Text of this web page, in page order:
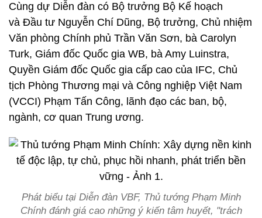
Cùng dự Diễn đàn có Bộ trưởng Bộ Kế hoạch
và Đầu tư Nguyễn Chí Dũng, Bộ trưởng, Chủ nhiệm
Văn phòng Chính phủ Trần Văn Sơn, bà Carolyn
Turk, Giám đốc Quốc gia WB, bà Amy Luinstra,
Quyền Giám đốc Quốc gia cấp cao của IFC, Chủ
tịch Phòng Thương mại và Công nghiệp Việt Nam
(VCCI) Phạm Tấn Công, lãnh đạo các ban, bộ,
ngành, cơ quan Trung ương.
Phát biểu tại Diễn đàn VBF, Thủ tướng Phạm Minh
Chính đánh giá cao những ý kiến tâm huyết, "trách